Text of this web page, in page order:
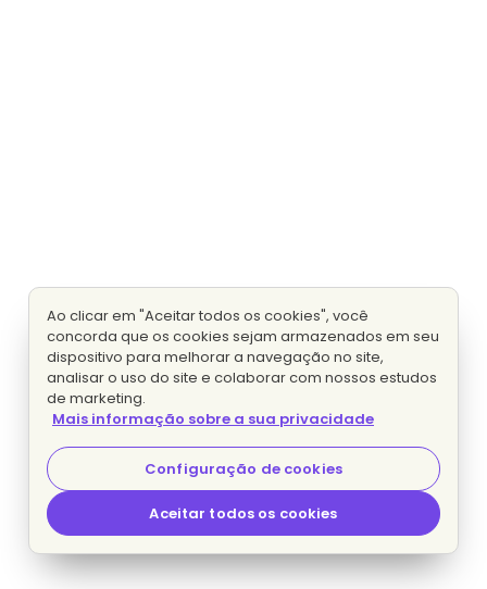
Ao clicar em "Aceitar todos os cookies", você
concorda que os cookies sejam armazenados em seu
dispositivo para melhorar a navegação no site,
analisar o uso do site e colaborar com nossos estudos
de marketing.
Mais informação sobre a sua privacidade
Configuração de cookies
Aceitar todos os cookies